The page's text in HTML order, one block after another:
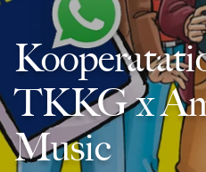
TKKG x
Music